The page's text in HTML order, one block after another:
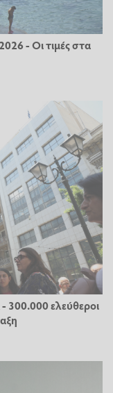
- Οι τιμές στα
300.000 ελεύθεροι